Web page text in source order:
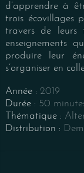
d’apprendre à
trois écovillages
travers de leurs
enseignements
produire leur
s’organiser en
Année : 2019
Durée : 50
Thématique :
Distribution :